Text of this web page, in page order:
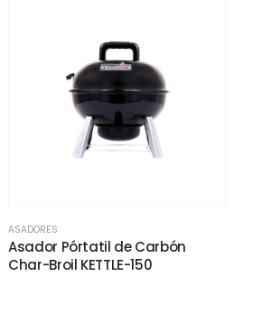
ASADORES
Asador Pórtatil de Carbón
Char-Broil KETTLE-150